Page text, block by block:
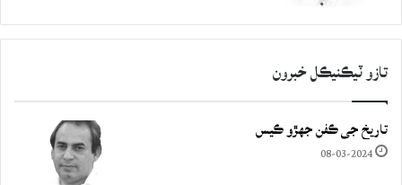
تازو ٽيڪنيڪل خبرون
تاريخ جي ڪفن جھڙو ڪيس
08-03-2024